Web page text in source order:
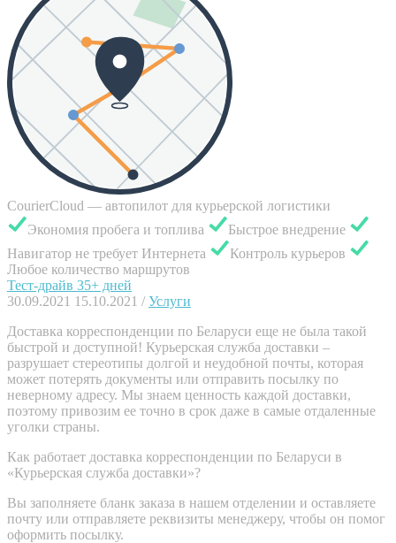
CourierCloud — автопилот для курьерской логистики
Экономия пробега и топлива
Быстрое внедрение
Навигатор не требует Интернета
Контроль курьеров
Любое количество маршрутов
Тест-драйв 35+ дней
30.09.2021 15.10.2021 / Услуги
Доставка корреспонденции по Беларуси еще не была такой
быстрой и доступной! Курьерская служба доставки –
разрушает стереотипы долгой и неудобной почты, которая
может потерять документы или отправить посылку по
неверному адресу. Мы знаем ценность каждой доставки,
поэтому привозим ее точно в срок даже в самые отдаленные
уголки страны.
Как работает доставка корреспонденции по Беларуси в
«Курьерская служба доставки»?
Вы заполняете бланк заказа в нашем отделении и оставляете
почту или отправляете реквизиты менеджеру, чтобы он помог
оформить посылку.